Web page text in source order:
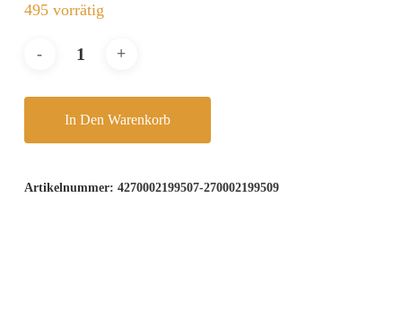
495 vorrätig
In Den Warenkorb
Artikelnummer: 4270002199507-270002199509